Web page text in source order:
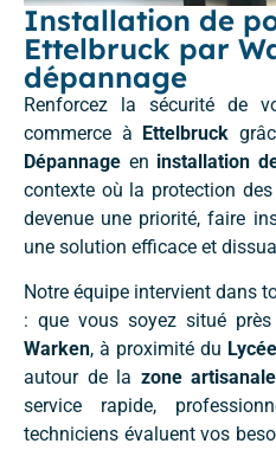
Installation de
Ettelbruck par
dépannage
Renforcez la sécurité de
commerce à Ettelbruck
Dépannage en installation
contexte où la protection
devenue une priorité, faire
une solution efficace et
Notre équipe intervient dans
: que vous soyez situé
Warken, à proximité du
autour de la zone artisanale
service rapide,
techniciens évaluent vos